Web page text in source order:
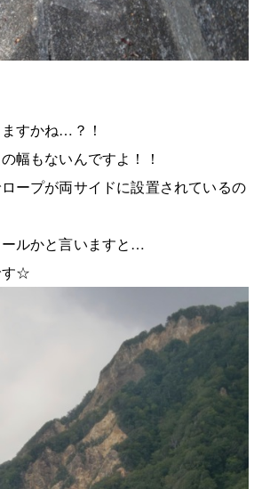
すかね…？！
幅もないんですよ！！
ープが両サイドに設置されているの
ルかと言いますと…
す☆